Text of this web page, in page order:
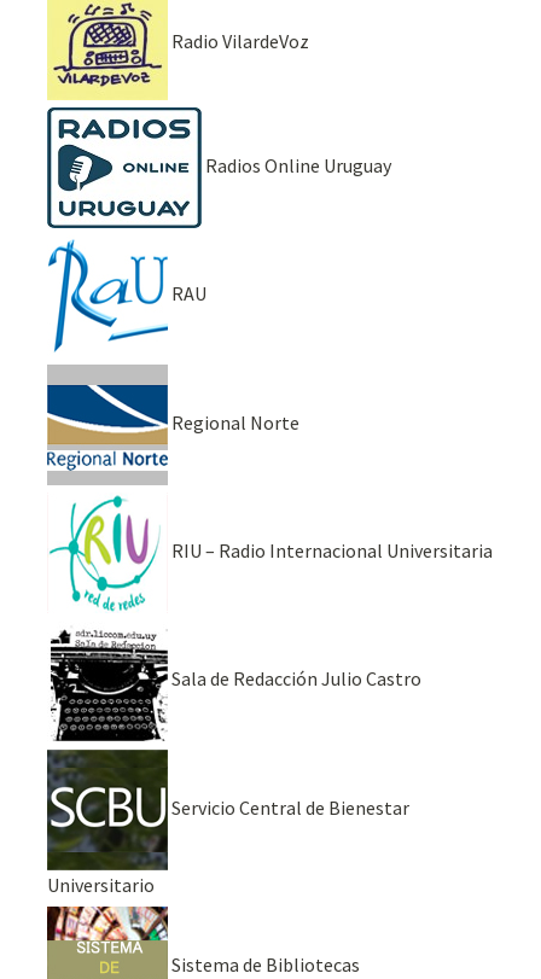
Radio VilardeVoz
Radios Online Uruguay
RAU
Regional Norte
RIU – Radio Internacional Universitaria
Sala de Redacción Julio Castro
Servicio Central de Bienestar
Universitario
Sistema de Bibliotecas